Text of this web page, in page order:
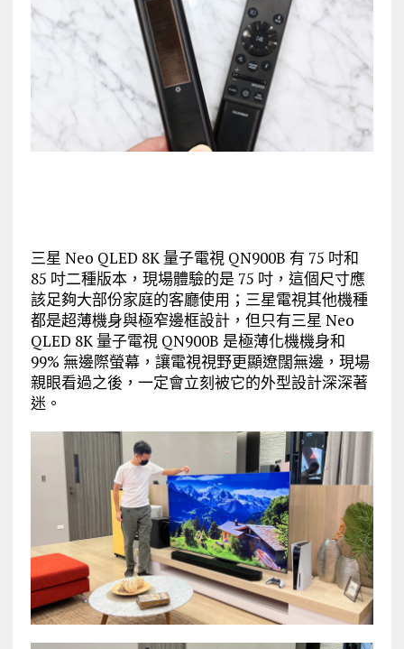
三星 Neo QLED 8K 量子電視 QN900B 有 75 吋和
85 吋二種版本，現場體驗的是 75 吋，這個尺寸應
該足夠大部份家庭的客廳使用；三星電視其他機種
都是超薄機身與極窄邊框設計，但只有三星 Neo
QLED 8K 量子電視 QN900B 是極薄化機機身和
99% 無邊際螢幕，讓電視視野更顯遼闊無邊，現場
親眼看過之後，一定會立刻被它的外型設計深深著
迷。